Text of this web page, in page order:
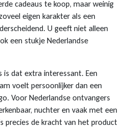
cadeaus te koop, maar weinig
eigen karakter als een
U geeft niet alleen
een stukje Nederlandse
is dat extra interessant. Een
voelt persoonlijker dan een
Voor Nederlandse ontvangers
nuchter en vaak met een
precies de kracht van het product